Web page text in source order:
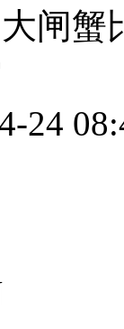
大闸
24